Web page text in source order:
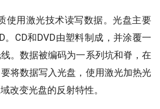
使用激光技术读写数据。光盘主要
。CD和DVD由塑料制成，并涂覆一
。数据被编码为一系列坑和脊，在
将数据写入光盘，使用激光加热光
改变光盘的反射特性。